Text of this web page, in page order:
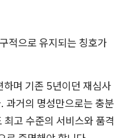
적으로 유지되는 칭호가
며 기존 5년이던 재심사
과거의 명성만으로는 충분
고 수준의 서비스와 품격